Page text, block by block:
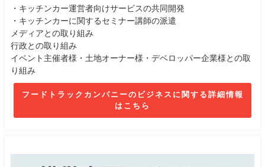
・キッチンカー運営者向けサービスの共同開発
・キッチンカーに関するセミナー講師の派遣
メディアとの取り組み
行政との取り組み
イベント主催者様・土地オーナー様・デベロッパー企業様との取
り組み
フードトラックカンパニーのビジネスに関する詳細情報
はこちら